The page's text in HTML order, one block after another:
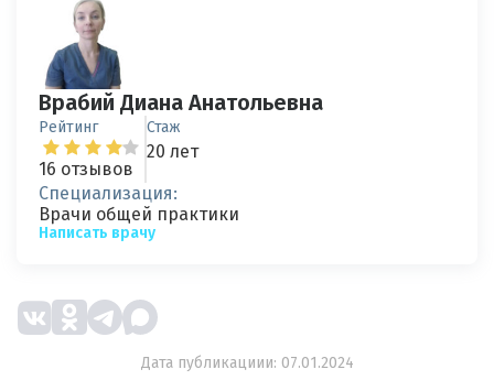
Врабий Диана Анатольевна
Рейтинг
16 отзывов
Стаж
20 лет
Специализация:
Врачи общей практики
Написать врачу
Дата публикациии: 07.01.2024